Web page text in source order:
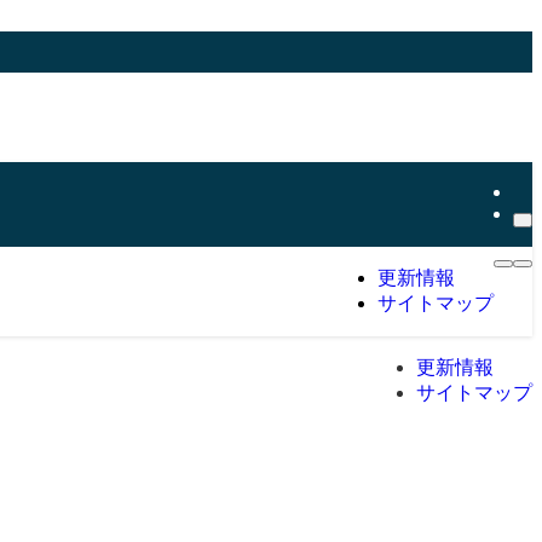
更新情報
サイトマップ
更新情報
サイトマップ